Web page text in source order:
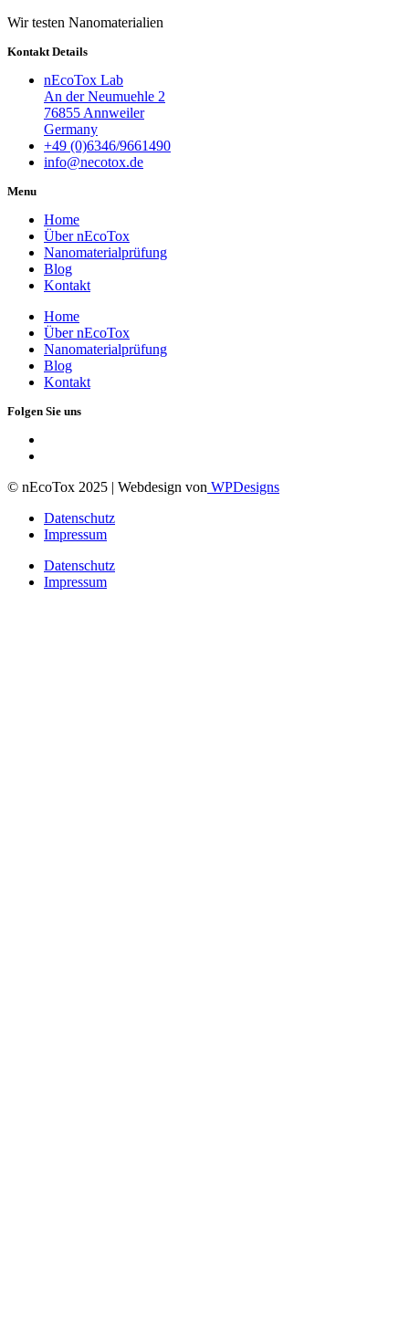
Wir testen Nanomaterialien
Kontakt Details
nEcoTox Lab
An der Neumuehle 2
76855 Annweiler
Germany
+49 (0)6346/9661490
info@necotox.de
Menu
Home
Über nEcoTox
Nanomaterialprüfung
Blog
Kontakt
Home
Über nEcoTox
Nanomaterialprüfung
Blog
Kontakt
Folgen Sie uns
© nEcoTox 2025 | Webdesign von WPDesigns
Datenschutz
Impressum
Datenschutz
Impressum